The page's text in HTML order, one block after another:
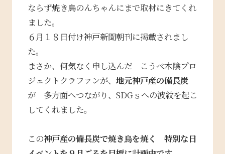
ならず焼き鳥のんちゃんにまで取材にきてくれ
ました。
６月１８日付け神戸新聞朝刊に掲載されまし
た。
まさか、何気なく申し込んだ こうべ木陰プロ
ジェクトクラファンが、 地元神戸産の備長炭
が 多方面へつながり、SDGｓへの波紋を起こ
してくれました。
この神戸産の備長炭で焼き鳥を焼く 特別な日